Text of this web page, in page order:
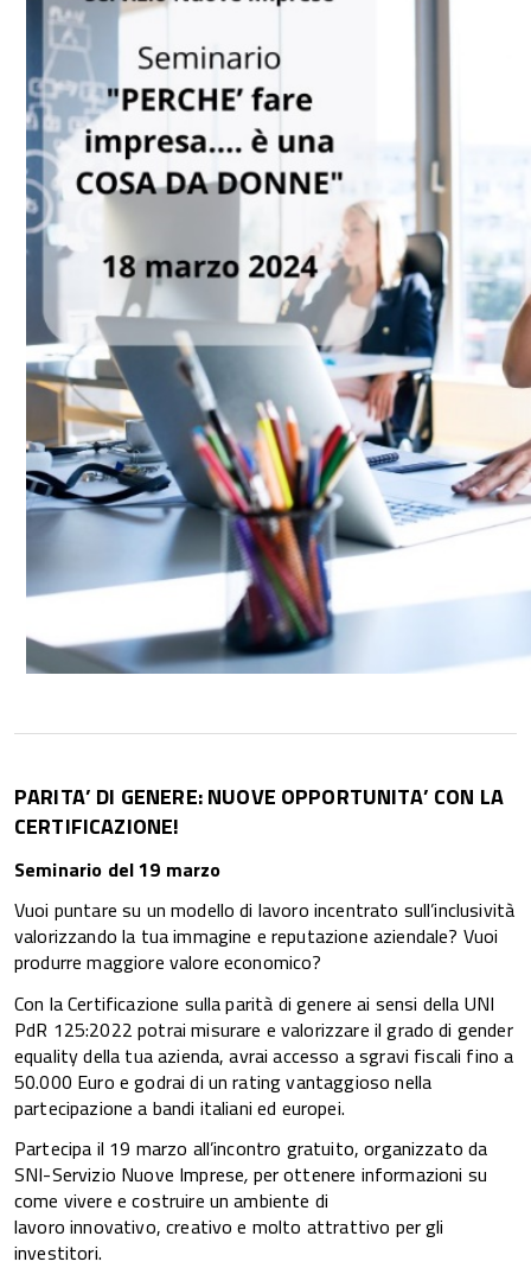
PARITA’ DI GENERE: NUOVE OPPORTUNITA’ CON LA
CERTIFICAZIONE!
Seminario del 19 marzo
Vuoi puntare su un modello di lavoro incentrato sull’inclusività
valorizzando la tua immagine e reputazione aziendale? Vuoi
produrre maggiore valore economico?
Con la Certificazione sulla parità di genere ai sensi della UNI
PdR 125:2022 potrai misurare e valorizzare il grado di gender
equality della tua azienda, avrai accesso a sgravi fiscali fino a
50.000 Euro e godrai di un rating vantaggioso nella
partecipazione a bandi italiani ed europei.
Partecipa il 19 marzo all’incontro gratuito, organizzato da
SNI-Servizio Nuove Imprese, per ottenere informazioni su
come vivere e costruire un ambiente di
lavoro innovativo, creativo e molto attrattivo per gli
investitori.